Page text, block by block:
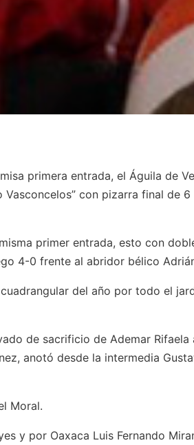
primera entrada, el Águila de
con pizarra final de
primer entrada, esto con
4-0 frente al abridor bélico
del año por todo el
de sacrificio de Ademar
anotó desde la intermedia
Moral.
y por Oaxaca Luis Fernando